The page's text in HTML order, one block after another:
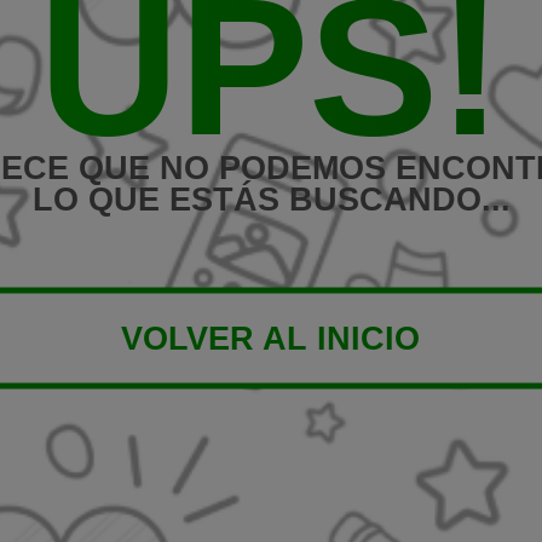
UPS!
QUE NO PODEMOS
LO QUE ESTÁS BUSCANDO...
VOLVER AL INICIO